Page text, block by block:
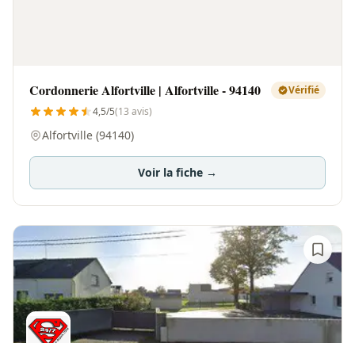
Cordonnerie Alfortville | Alfortville - 94140
Vérifié
4,5/5(13 avis)
Alfortville (94140)
Voir la fiche →